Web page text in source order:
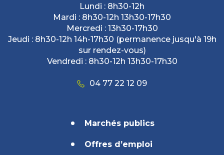
Lundi : 8h30-12h
Mardi : 8h30-12h 13h30-17h30
Mercredi : 13h30-17h30
Jeudi : 8h30-12h 14h-17h30 (permanence jusqu'à 19h
sur rendez-vous)
Vendredi : 8h30-12h 13h30-17h30
04 77 22 12 09
Marchés publics
Offres d’emploi